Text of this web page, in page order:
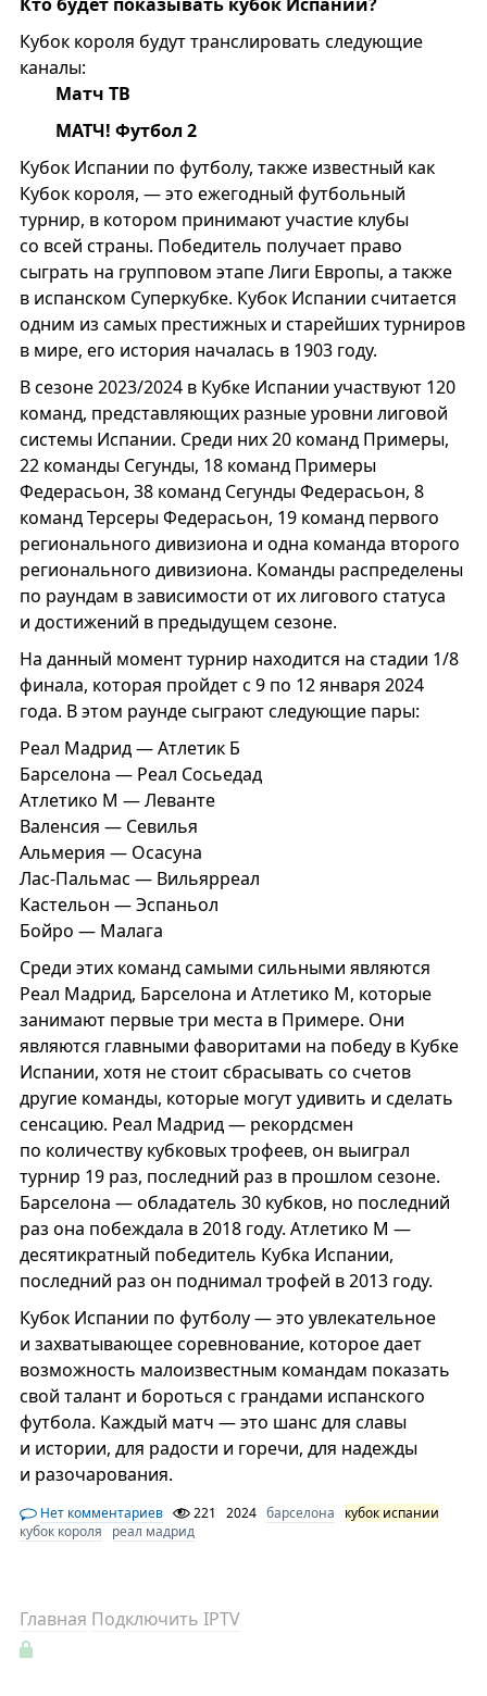
Кубок короля будут транслировать следующие
каналы:
Матч ТВ
МАТЧ! Футбол 2
Кубок Испании по футболу, также известный как
Кубок короля, — это ежегодный футбольный
турнир, в котором принимают участие клубы
со всей страны. Победитель получает право
сыграть на групповом этапе Лиги Европы, а также
в испанском Суперкубке. Кубок Испании считается
одним из самых престижных и старейших турниров
в мире, его история началась в 1903 году.
В сезоне 2023/2024 в Кубке Испании участвуют 120
команд, представляющих разные уровни лиговой
системы Испании. Среди них 20 команд Примеры,
22 команды Сегунды, 18 команд Примеры
Федерасьон, 38 команд Сегунды Федерасьон, 8
команд Терсеры Федерасьон, 19 команд первого
регионального дивизиона и одна команда второго
регионального дивизиона. Команды распределены
по раундам в зависимости от их лигового статуса
и достижений в предыдущем сезоне.
На данный момент турнир находится на стадии 1/8
финала, которая пройдет с 9 по 12 января 2024
года. В этом раунде сыграют следующие пары:
Реал Мадрид — Атлетик Б
Барселона — Реал Сосьедад
Атлетико М — Леванте
Валенсия — Севилья
Альмерия — Осасуна
Лас-Пальмас — Вильярреал
Кастельон — Эспаньол
Бойро — Малага
Среди этих команд самыми сильными являются
Реал Мадрид, Барселона и Атлетико М, которые
занимают первые три места в Примере. Они
являются главными фаворитами на победу в Кубке
Испании, хотя не стоит сбрасывать со счетов
другие команды, которые могут удивить и сделать
сенсацию. Реал Мадрид — рекордсмен
по количеству кубковых трофеев, он выиграл
турнир 19 раз, последний раз в прошлом сезоне.
Барселона — обладатель 30 кубков, но последний
раз она побеждала в 2018 году. Атлетико М —
десятикратный победитель Кубка Испании,
последний раз он поднимал трофей в 2013 году.
Кубок Испании по футболу — это увлекательное
и захватывающее соревнование, которое дает
возможность малоизвестным командам показать
свой талант и бороться с грандами испанского
футбола. Каждый матч — это шанс для славы
и истории, для радости и горечи, для надежды
и разочарования.
Нет комментариев 221 2024 барселона
кубок испании
кубок короля
реал мадрид
Главная Подключить IPTV